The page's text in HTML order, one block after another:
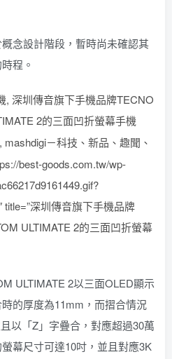
念設計階段，暫時尚未確認其
程。
, 深圳傳音旗下手機品牌TECNO
2的三面凹折螢幕手機
, mashdigi－科技、新品、趣聞、
best-goods.com.tw/wp-
title=”深圳傳音旗下手機品牌
ULTIMATE 2的三面凹折螢幕
ULTIMATE 2以三面OLED顯示
的厚度為11mm，而摺合情況
以「Z」字疊合，對應超過30萬
幕尺寸可達10吋，並且對應3K